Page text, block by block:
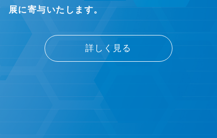
展に寄与いたします。
詳しく見る